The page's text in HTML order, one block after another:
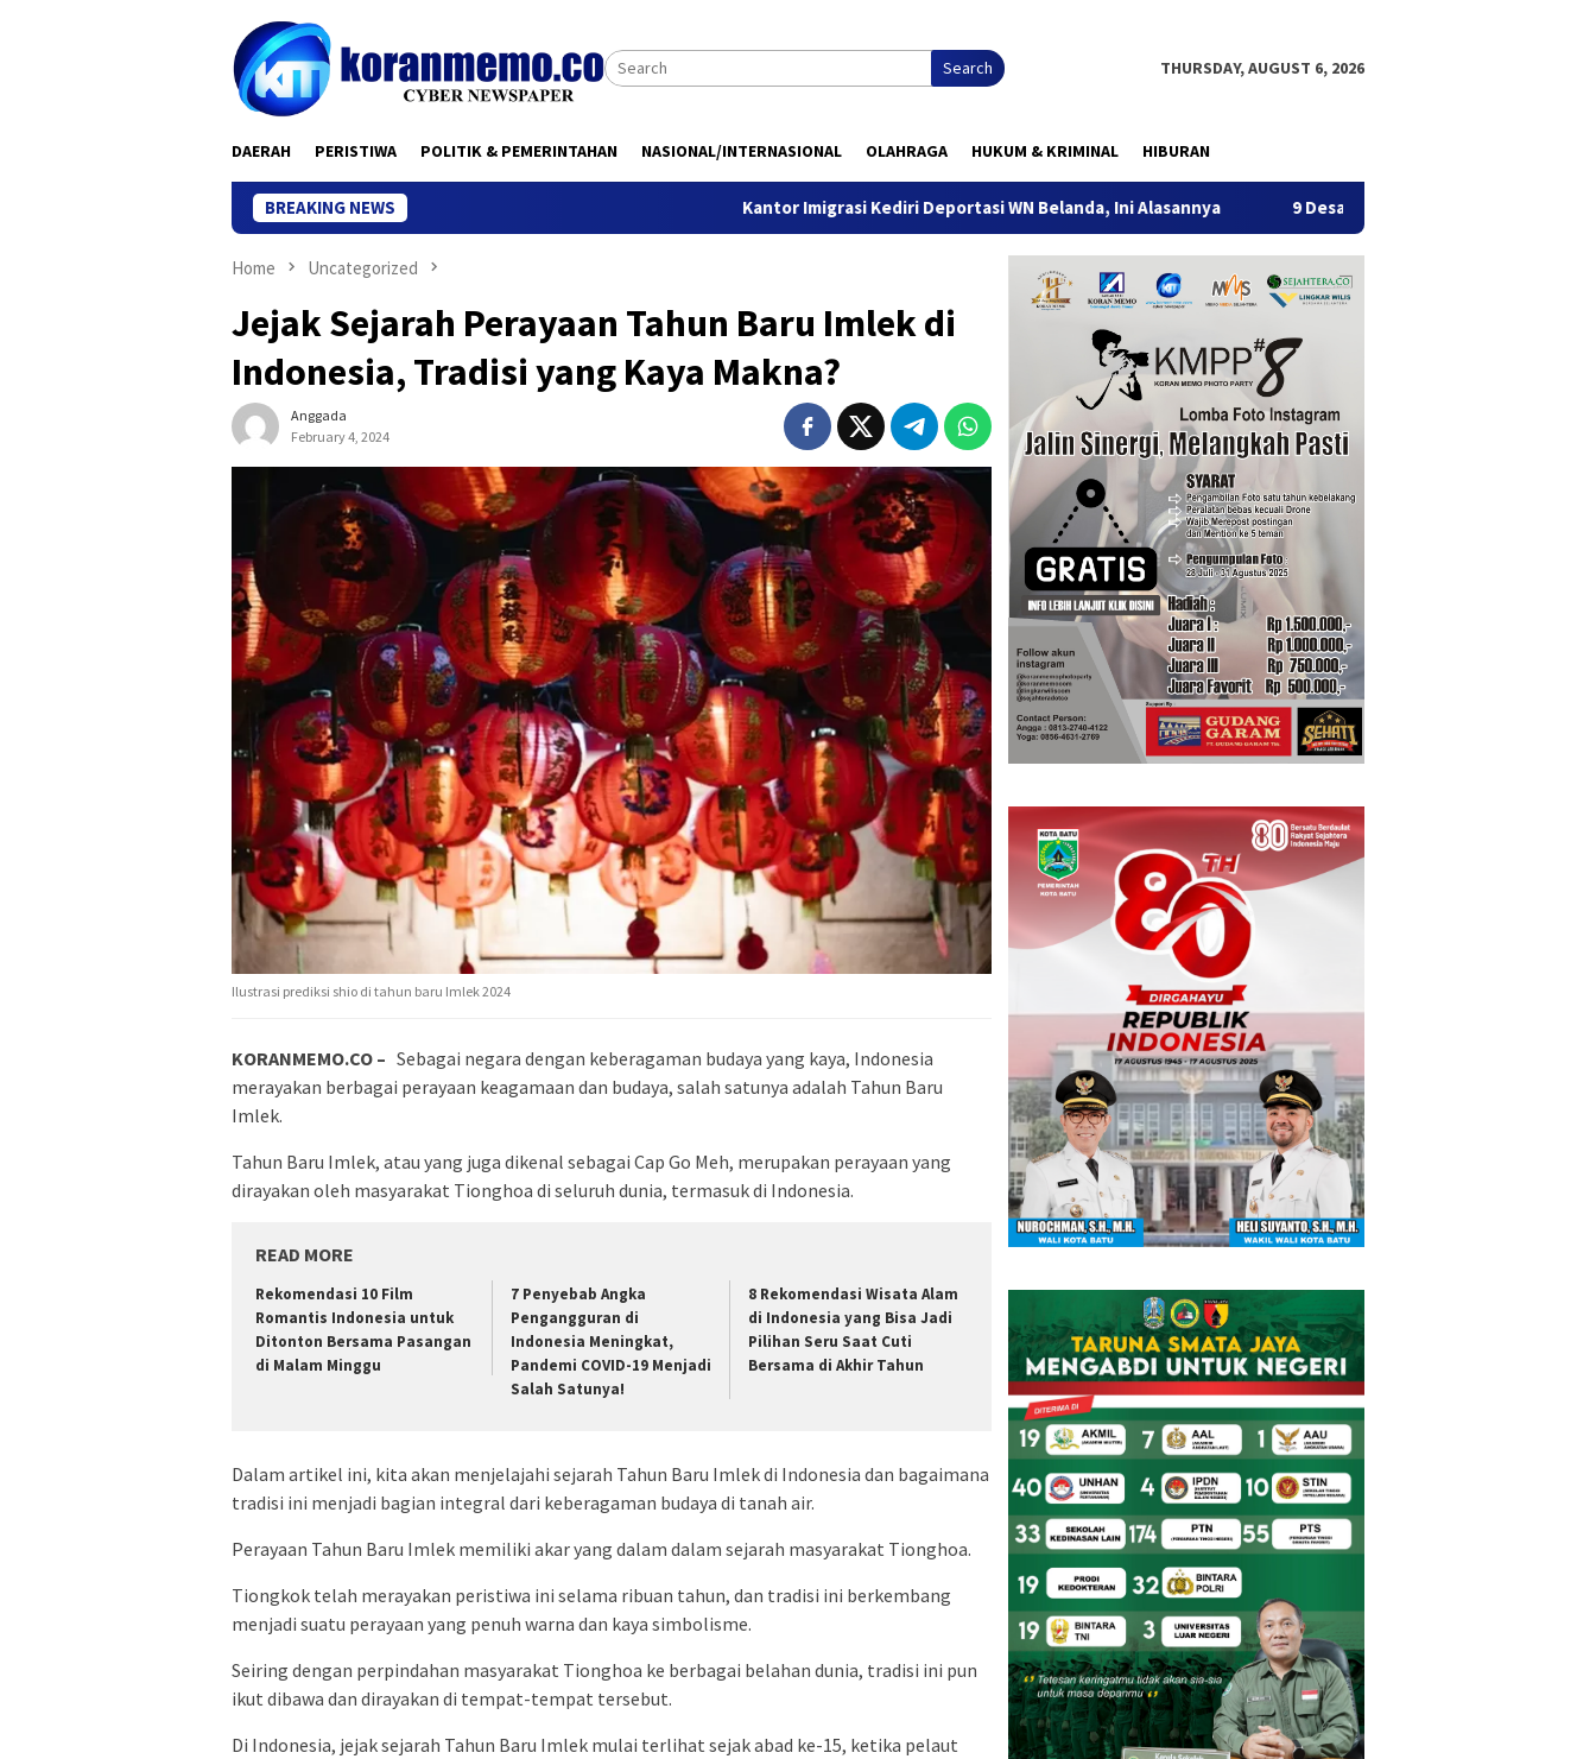
Search THURSDAY, AUGUST 6, 2026
DAERAH PERISTIWA POLITIK & PEMERINTAHAN NASIONAL/INTERNASIONAL OLAHRAGA HUKUM & KRIMINAL HIBURAN
BREAKING NEWS Kantor Imigrasi Kediri Deportasi WN Belanda, Ini Alasannya 9 Desa di 6 Kecamatan Tulungagung Alami
Home Uncategorized
Jejak Sejarah Perayaan Tahun Baru Imlek di
Indonesia, Tradisi yang Kaya Makna?
Anggada
February 4, 2024
Ilustrasi prediksi shio di tahun baru Imlek 2024
KORANMEMO.CO – Sebagai negara dengan keberagaman budaya yang kaya, Indonesia
merayakan berbagai perayaan keagamaan dan budaya, salah satunya adalah Tahun Baru
Imlek.
Tahun Baru Imlek, atau yang juga dikenal sebagai Cap Go Meh, merupakan perayaan yang
dirayakan oleh masyarakat Tionghoa di seluruh dunia, termasuk di Indonesia.
READ MORE
Rekomendasi 10 Film
Romantis Indonesia untuk
Ditonton Bersama Pasangan
di Malam Minggu
7 Penyebab Angka
Pengangguran di
Indonesia Meningkat,
Pandemi COVID-19 Menjadi
Salah Satunya!
8 Rekomendasi Wisata Alam
di Indonesia yang Bisa Jadi
Pilihan Seru Saat Cuti
Bersama di Akhir Tahun
Dalam artikel ini, kita akan menjelajahi sejarah Tahun Baru Imlek di Indonesia dan bagaimana
tradisi ini menjadi bagian integral dari keberagaman budaya di tanah air.
Perayaan Tahun Baru Imlek memiliki akar yang dalam dalam sejarah masyarakat Tionghoa.
Tiongkok telah merayakan peristiwa ini selama ribuan tahun, dan tradisi ini berkembang
menjadi suatu perayaan yang penuh warna dan kaya simbolisme.
Seiring dengan perpindahan masyarakat Tionghoa ke berbagai belahan dunia, tradisi ini pun
ikut dibawa dan dirayakan di tempat-tempat tersebut.
Di Indonesia, jejak sejarah Tahun Baru Imlek mulai terlihat sejak abad ke-15, ketika pelaut